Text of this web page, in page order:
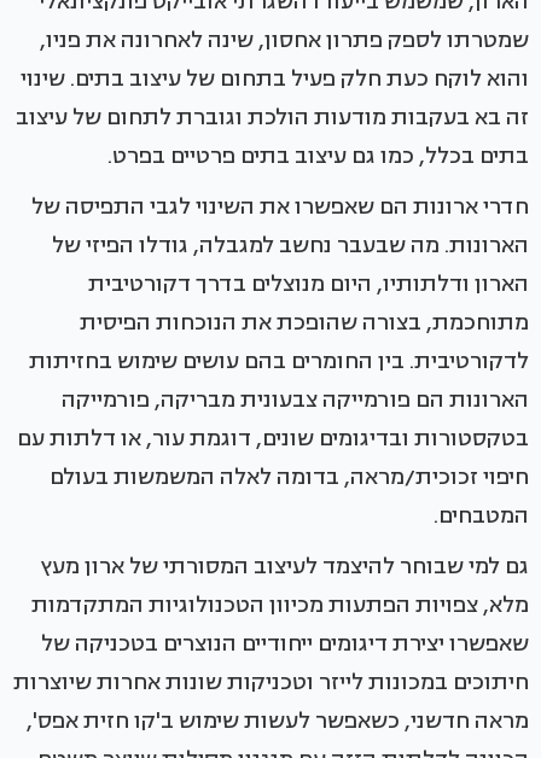
שמטרתו לספק פתרון אחסון, שינה לאחרונה את פניו,
והוא לוקח כעת חלק פעיל בתחום של עיצוב בתים. שינוי
זה בא בעקבות מודעות הולכת וגוברת לתחום של עיצוב
בתים בכלל, כמו גם עיצוב בתים פרטיים בפרט.
חדרי ארונות הם שאפשרו את השינוי לגבי התפיסה של
הארונות. מה שבעבר נחשב למגבלה, גודלו הפיזי של
הארון ודלתותיו, היום מנוצלים בדרך דקורטיבית
מתוחכמת, בצורה שהופכת את הנוכחות הפיסית
לדקורטיבית. בין החומרים בהם עושים שימוש בחזיתות
הארונות הם פורמייקה צבעונית מבריקה, פורמייקה
בטקסטורות ובדיגומים שונים, דוגמת עור, או דלתות עם
חיפוי זכוכית/מראה, בדומה לאלה המשמשות בעולם
המטבחים.
גם למי שבוחר להיצמד לעיצוב המסורתי של ארון מעץ
מלא, צפויות הפתעות מכיוון הטכנולוגיות המתקדמות
שאפשרו יצירת דיגומים ייחודיים הנוצרים בטכניקה של
חיתוכים במכונות לייזר וטכניקות שונות אחרות שיוצרות
מראה חדשני, כשאפשר לעשות שימוש ב'קו חזית אפס',